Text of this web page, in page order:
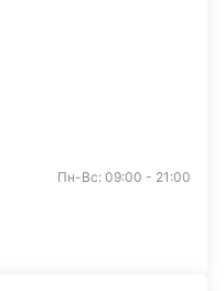
Пн-Вс: 09:00 - 21:00